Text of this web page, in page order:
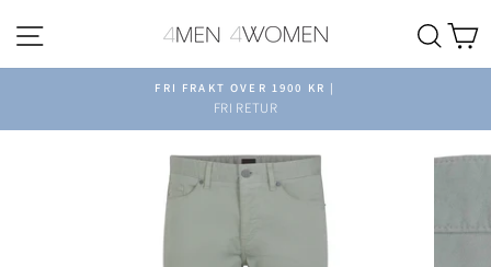
innhold
Sidenavigering Søk
Pause
FRI FRAKT OVER 1900 KR |
FRI RETUR